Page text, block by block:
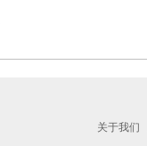
关于我们